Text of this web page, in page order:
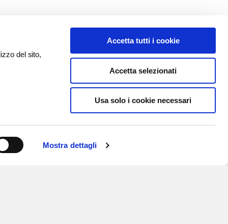
del sito,
Mostra dettagli
Accetta tutti i cookie
Accetta selezionati
Usa solo i cookie necessari